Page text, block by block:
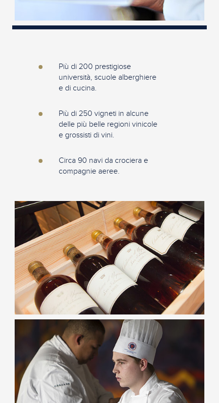
Più di 200 prestigiose
università, scuole alberghiere
e di cucina.
Più di 250 vigneti in alcune
delle più belle regioni vinicole
e grossisti di vini.
Circa 90 navi da crociera e
compagnie aeree.